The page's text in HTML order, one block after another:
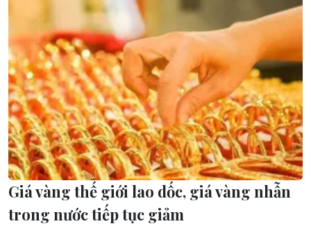
Giá vàng thế giới lao dốc, giá vàng nhẫn
trong nước tiếp tục giảm